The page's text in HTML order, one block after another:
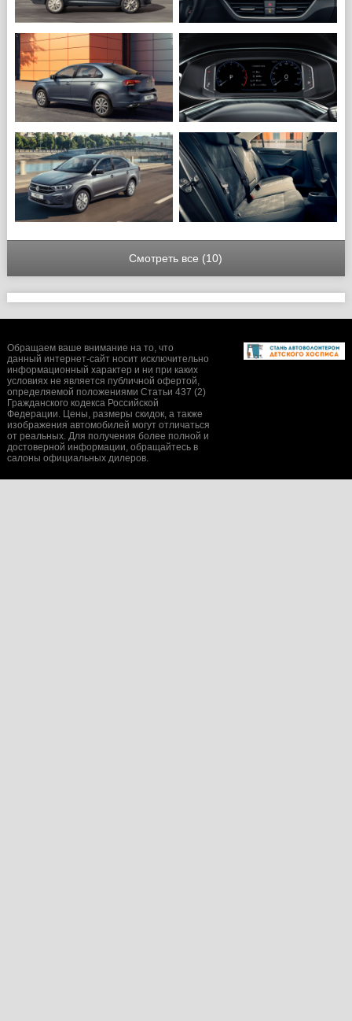
Смотреть все (10)
Обращаем ваше внимание на то, что
данный интернет-сайт носит исключительно
информационный характер и ни при каких
условиях не является публичной офертой,
определяемой положениями Статьи 437 (2)
Гражданского кодекса Российской
Федерации. Цены, размеры скидок, а также
изображения автомобилей могут отличаться
от реальных. Для получения более полной и
достоверной информации, обращайтесь в
салоны официальных дилеров.